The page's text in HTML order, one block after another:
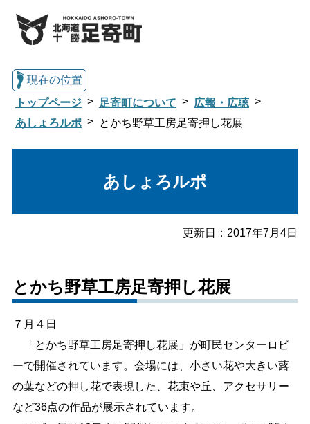
子育て・教育 健康・福祉
しごと・産業
文字サイズ
標準 拡大
現在の位置
トップページ
足寄町について
広報・広聴
あしょろルポ
とかち野草工房足寄押し花展
あしょろルポ
更新日： 2017年7月4日
とかち野草工房足寄押し花展
７月４日
「とかち野草工房足寄押し花展」が町民センターロビ
ーで開催されています。会場には、 小さい花や大きい蕗
の葉などの押し花で表現した、花束や丘、アクセサリー
など36点の作品が展示されています。